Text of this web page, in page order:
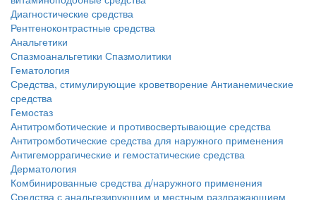
Диагностические средства
Рентгеноконтрастные средства
Анальгетики
Спазмоанальгетики Спазмолитики
Гематология
Средства, стимулирующие кроветворение Антианемические
средства
Гемостаз
Антитромботические и противосвертывающие средства
Антитромботические средства для наружного применения
Антигеморрагические и гемостатические средства
Дерматология
Комбинированные средства д/наружного применения
Средства с анальгезирующим и местным раздражающием